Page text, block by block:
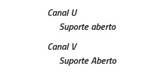
Canal U
Suporte aberto
Canal V
Suporte Aberto